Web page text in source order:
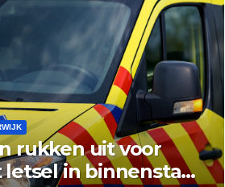
wijst bezwaar
standplaats op